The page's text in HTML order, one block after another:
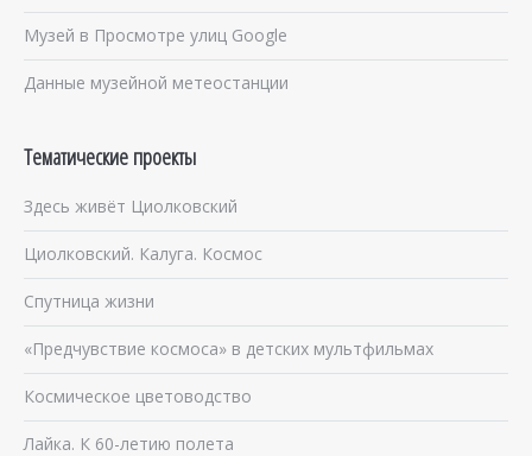
Музей в Просмотре улиц Google
Данные музейной метеостанции
Тематические проекты
Здесь живёт Циолковский
Циолковский. Калуга. Космос
Спутница жизни
«Предчувствие космоса» в детских мультфильмах
Космическое цветоводство
Лайка. К 60-летию полета